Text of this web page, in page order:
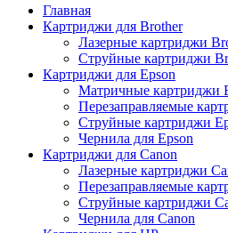
Главная
Картриджи для Brother
Лазерные картриджи
Струйные картриджи
Картриджи для Epson
Матричные картриджи
Перезаправляемые
Струйные картриджи
Чернила для Epson
Картриджи для Canon
Лазерные картриджи
Перезаправляемые
Струйные картриджи
Чернила для Canon